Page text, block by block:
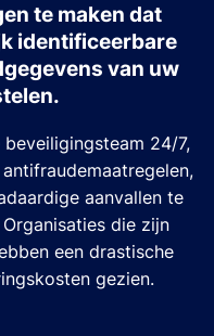
te maken dat
identificeerbare
van uw
24/7,
aanvallen te
die zijn
een drastische
gezien.